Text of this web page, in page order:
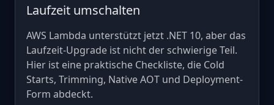
Laufzeit umschalten
AWS Lambda unterstützt jetzt .NET 10, aber das
Laufzeit-Upgrade ist nicht der schwierige Teil.
Hier ist eine praktische Checkliste, die Cold
Starts, Trimming, Native AOT und Deployment-
Form abdeckt.